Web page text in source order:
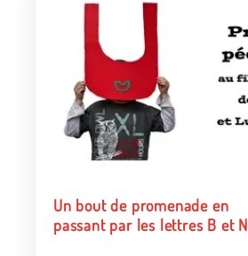
Un bout de promenade en
passant par les lettres B et N